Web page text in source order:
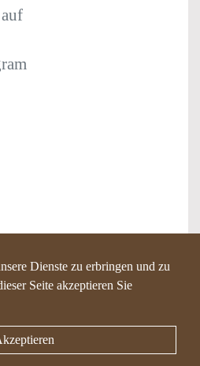
MYHappyHour
Dienste zu erbringen und zu
Seite akzeptieren Sie